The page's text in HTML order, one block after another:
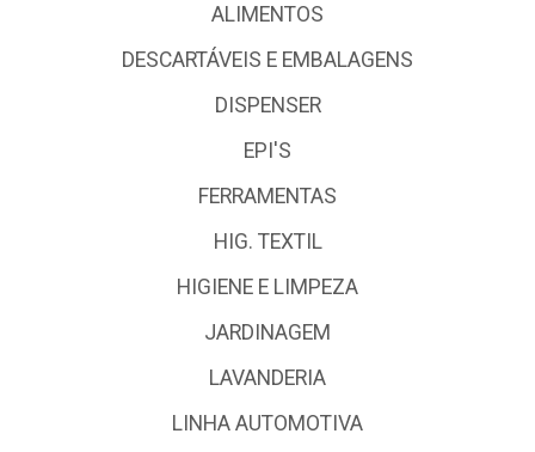
ALIMENTOS
DESCARTÁVEIS E EMBALAGENS
DISPENSER
EPI'S
FERRAMENTAS
HIG. TEXTIL
HIGIENE E LIMPEZA
JARDINAGEM
LAVANDERIA
LINHA AUTOMOTIVA